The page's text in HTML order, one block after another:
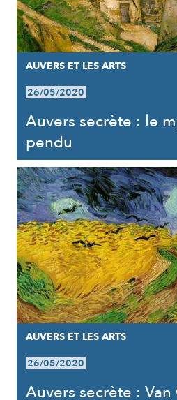
AUVERS ET LES ARTS
26/05/2020
Auvers secrète : le
pendu
AUVERS ET LES ARTS
26/05/2020
Auvers secrète :